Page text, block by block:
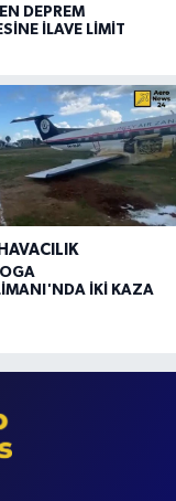
DEPREM
İLAVE LİMİT
İKİ KAZA